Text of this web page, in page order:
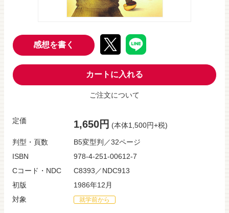
感想を書く
カートに入れる
ご注文について
定価 1,650円 (本体1,500円+税)
判型・頁数
B5変型判／32ページ
ISBN
978-4-251-00612-7
Cコード・NDC
C8393／NDC913
初版
1986年12月
対象
就学前から